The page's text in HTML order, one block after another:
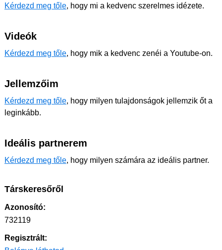
Kérdezd meg tőle, hogy mi a kedvenc szerelmes idézete.
Videók
Kérdezd meg tőle, hogy mik a kedvenc zenéi a Youtube-on.
Jellemzőim
Kérdezd meg tőle, hogy milyen tulajdonságok jellemzik őt a
leginkább.
Ideális partnerem
Kérdezd meg tőle, hogy milyen számára az ideális partner.
Társkeresőről
Azonosító:
732119
Regisztrált: